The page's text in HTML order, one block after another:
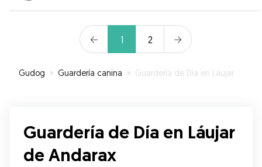
1 2
Gudog » Guardería canina » Guardería de Día en Láujar de Andarax
Guardería de Día en Láujar
de Andarax